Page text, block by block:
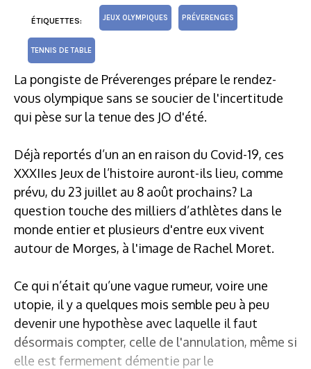
ÉTIQUETTES: JEUX OLYMPIQUES PRÉVERENGES
TENNIS DE TABLE
La pongiste de Préverenges prépare le rendez-
vous olympique sans se soucier de l'incertitude
qui pèse sur la tenue des JO d'été.
Déjà reportés d’un an en raison du Covid-19, ces
XXXIIes Jeux de l’histoire auront-ils lieu, comme
prévu, du 23 juillet au 8 août prochains? La
question touche des milliers d’athlètes dans le
monde entier et plusieurs d'entre eux vivent
autour de Morges, à l'image de Rachel Moret.
Ce qui n’était qu’une vague rumeur, voire une
utopie, il y a quelques mois semble peu à peu
devenir une hypothèse avec laquelle il faut
désormais compter, celle de l'annulation, même si
elle est fermement démentie par le